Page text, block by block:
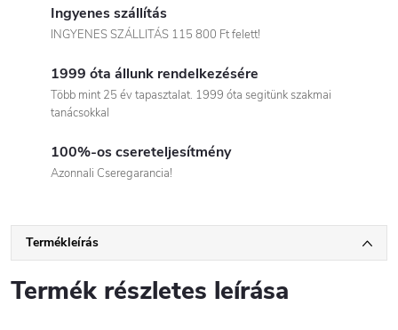
Ingyenes szállítás
INGYENES SZÁLLITÁS 115 800 Ft felett!
1999 óta állunk rendelkezésére
Több mint 25 év tapasztalat. 1999 óta segitünk szakmai
tanácsokkal
100%-os csereteljesítmény
Azonnali Cseregarancia!
Termékleírás
Termék részletes leírása